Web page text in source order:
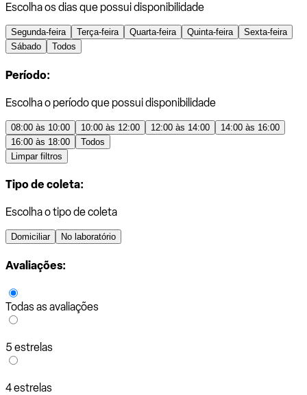
Escolha os dias que possui disponibilidade
Segunda-feira Terça-feira Quarta-feira Quinta-feira
Sexta-feira
Sábado
Todos
Período:
Escolha o período que possui disponibilidade
08:00 às 10:00 10:00 às 12:00 12:00 às 14:00
14:00 às 16:00
16:00 às 18:00
Todos
Limpar filtros
Tipo de coleta:
Escolha o tipo de coleta
Domiciliar No laboratório
Avaliações:
Todas as avaliações
5 estrelas
4 estrelas